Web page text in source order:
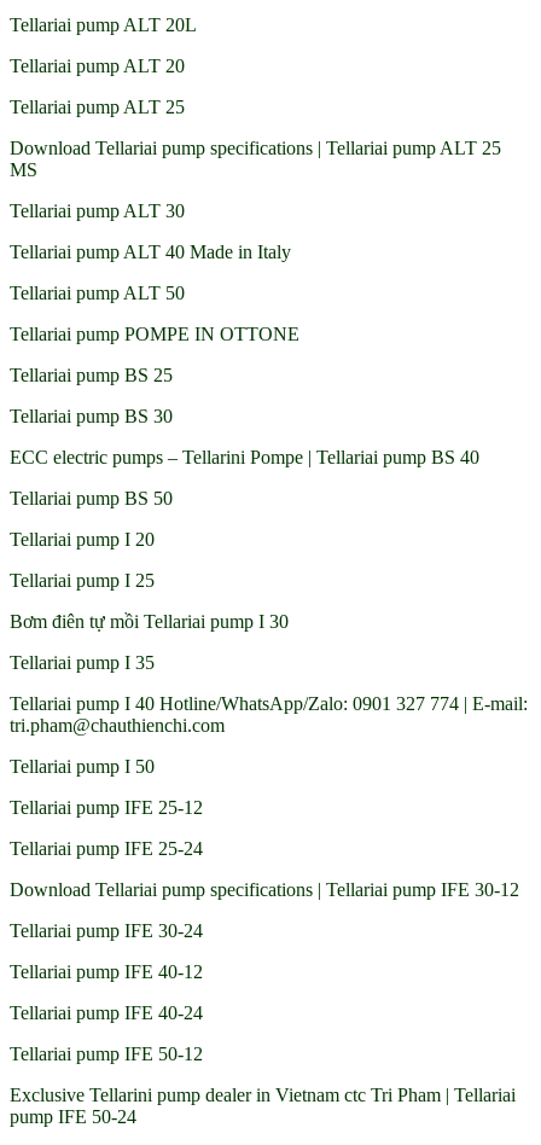
Tellariai pump ALT 20L
Tellariai pump ALT 20
Tellariai pump ALT 25
Download Tellariai pump specifications | Tellariai pump ALT 25
MS
Tellariai pump ALT 30
Tellariai pump ALT 40 Made in Italy
Tellariai pump ALT 50
Tellariai pump POMPE IN OTTONE
Tellariai pump BS 25
Tellariai pump BS 30
ECC electric pumps – Tellarini Pompe | Tellariai pump BS 40
Tellariai pump BS 50
Tellariai pump I 20
Tellariai pump I 25
Bơm điên tự mồi Tellariai pump I 30
Tellariai pump I 35
Tellariai pump I 40 Hotline/WhatsApp/Zalo: 0901 327 774 | E-mail:
tri.pham@chauthienchi.com
Tellariai pump I 50
Tellariai pump IFE 25-12
Tellariai pump IFE 25-24
Download Tellariai pump specifications | Tellariai pump IFE 30-12
Tellariai pump IFE 30-24
Tellariai pump IFE 40-12
Tellariai pump IFE 40-24
Tellariai pump IFE 50-12
Exclusive Tellarini pump dealer in Vietnam ctc Tri Pham | Tellariai
pump IFE 50-24